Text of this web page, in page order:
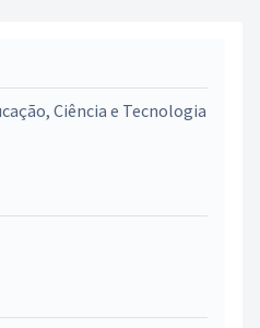
Ciência e Tecnologia